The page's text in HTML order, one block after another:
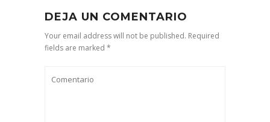
DEJA UN COMENTARIO
Your email address will not be published. Required
fields are marked *